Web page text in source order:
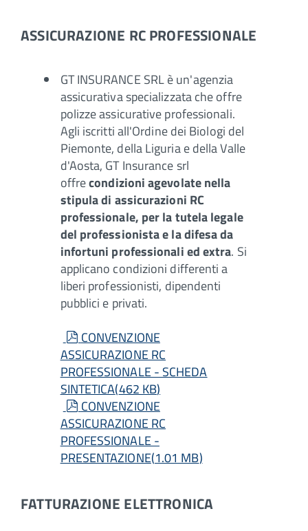
ASSICURAZIONE RC PROFESSIONALE
GT INSURANCE SRL è un'agenzia
assicurativa specializzata che offre
polizze assicurative professionali.
Agli iscritti all'Ordine dei Biologi del
Piemonte, della Liguria e della Valle
d'Aosta, GT Insurance srl
offrecondizioni agevolate nella
stipula di assicurazioni RC
professionale, per la tutela legale
del professionista e la difesa da
infortuni professionali ed extra. Si
applicano condizioni differenti a
liberi professionisti, dipendenti
pubblici e privati.
pdf
CONVENZIONE
ASSICURAZIONE RC
PROFESSIONALE - SCHEDA
SINTETICA(462 KB)
pdf
CONVENZIONE
ASSICURAZIONE RC
PROFESSIONALE -
PRESENTAZIONE(1.01 MB)
FATTURAZIONE ELETTRONICA